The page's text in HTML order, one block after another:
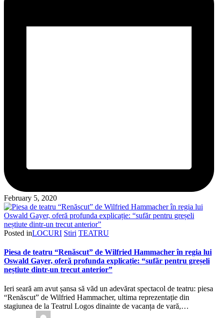
February 5, 2020
Posted inLOCURI Stiri TEATRU
Piesa de teatru “Renăscut” de Wilfried Hammacher în regia lui
Oswald Gayer, oferă profunda explicație: “sufăr pentru greșeli
neștiute dintr-un trecut anterior”
Ieri seară am avut șansa să văd un adevărat spectacol de teatru: piesa
“Renăscut” de Wilfried Hammacher, ultima reprezentație din
stagiunea de la Teatrul Logos dinainte de vacanța de vară,…